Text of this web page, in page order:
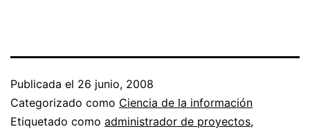
Publicada el 26 junio, 2008
Categorizado como Ciencia de la información
Etiquetado como administrador de proyectos,